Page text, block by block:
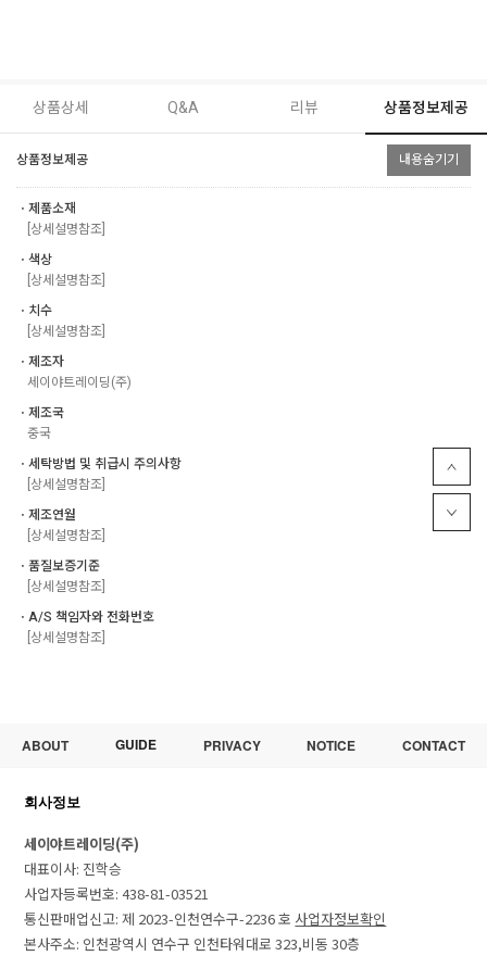
상품상세 Q&A 리뷰 상품정보제공
상품정보제공 내용숨기기
ㆍ제품소재
[상세설명참조]
ㆍ색상
[상세설명참조]
ㆍ치수
[상세설명참조]
ㆍ제조자
세이야트레이딩(주)
ㆍ제조국
중국
ㆍ세탁방법 및 취급시 주의사항
[상세설명참조]
ㆍ제조연월
[상세설명참조]
ㆍ품질보증기준
[상세설명참조]
ㆍA/S 책임자와 전화번호
[상세설명참조]
ABOUT GUIDE PRIVACY NOTICE CONTACT
회사정보
세이야트레이딩(주)
대표이사: 진학승
사업자등록번호: 438-81-03521
통신판매업신고: 제 2023-인천연수구-2236 호 사업자정보확인
본사주소: 인천광역시 연수구 인천타워대로 323,비동 30층